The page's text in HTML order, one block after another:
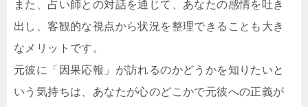
また、占い師との対話を通じて、あなたの感情を吐き
出し、客観的な視点から状況を整理できることも大き
なメリットです。
元彼に「因果応報」が訪れるのかどうかを知りたいと
いう気持ちは、あなたが心のどこかで元彼への正義が